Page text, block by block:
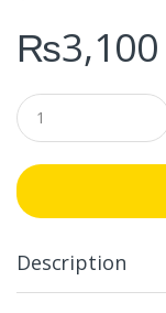
₨3,100
Q
u
a
t
i
Description